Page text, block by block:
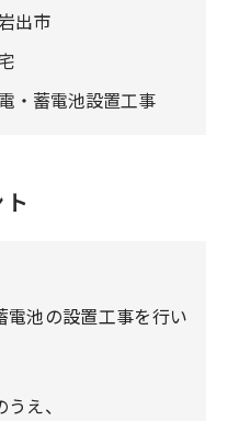
出市
・蓄電池設置工事
池の設置工事を行い
え、